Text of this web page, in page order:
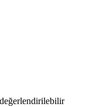
değerlendirilebilir